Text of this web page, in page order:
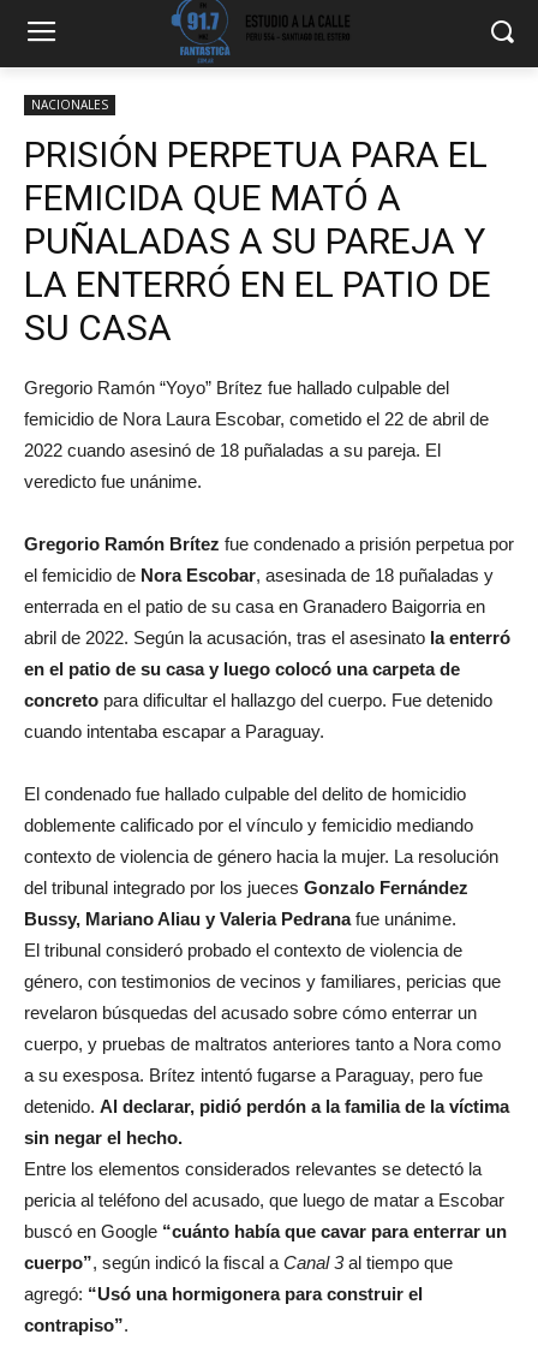
NACIONALES
PRISIÓN PERPETUA PARA EL
FEMICIDA QUE MATÓ A
PUÑALADAS A SU PAREJA Y
LA ENTERRÓ EN EL PATIO DE
SU CASA
Gregorio Ramón “Yoyo” Brítez fue hallado culpable del
femicidio de Nora Laura Escobar, cometido el 22 de abril de
2022 cuando asesinó de 18 puñaladas a su pareja. El
veredicto fue unánime.
Gregorio Ramón Brítez fue condenado a prisión perpetua por
el femicidio de Nora Escobar, asesinada de 18 puñaladas y
enterrada en el patio de su casa en Granadero Baigorria en
abril de 2022. Según la acusación, tras el asesinato la enterró
en el patio de su casa y luego colocó una carpeta de
concreto para dificultar el hallazgo del cuerpo. Fue detenido
cuando intentaba escapar a Paraguay.
El condenado fue hallado culpable del delito de homicidio
doblemente calificado por el vínculo y femicidio mediando
contexto de violencia de género hacia la mujer. La resolución
del tribunal integrado por los jueces Gonzalo Fernández
Bussy, Mariano Aliau y Valeria Pedranafue unánime.
El tribunal consideró probado el contexto de violencia de
género, con testimonios de vecinos y familiares, pericias que
revelaron búsquedas del acusado sobre cómo enterrar un
cuerpo, y pruebas de maltratos anteriores tanto a Nora como
a su exesposa. Brítez intentó fugarse a Paraguay, pero fue
detenido. Al declarar, pidió perdón a la familia de la víctima
sin negar el hecho.
Entre los elementos considerados relevantes se detectó la
pericia al teléfono del acusado, que luego de matar a Escobar
buscó en Google “cuánto había que cavar para enterrar un
cuerpo”, según indicó la fiscal a Canal 3al tiempo que
agregó: “Usó una hormigonera para construir el
contrapiso”.